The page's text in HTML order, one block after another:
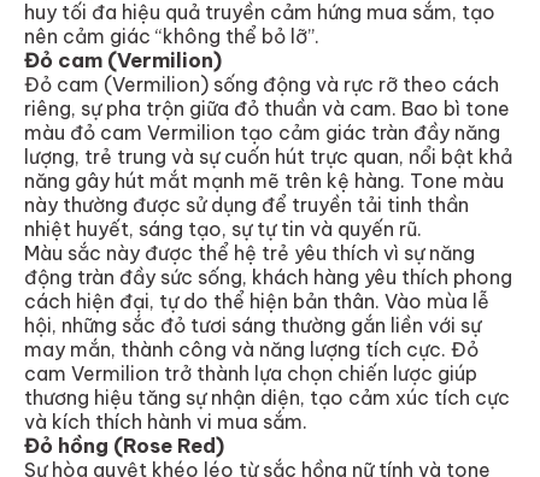
huy tối đa hiệu quả truyền cảm hứng mua sắm, tạo
nên cảm giác “không thể bỏ lỡ”.
Đỏ cam (Vermilion)
Đỏ cam (Vermilion) sống động và rực rỡ theo cách
riêng, sự pha trộn giữa đỏ thuần và cam. Bao bì tone
màu đỏ cam Vermilion tạo cảm giác tràn đầy năng
lượng, trẻ trung và sự cuốn hút trực quan, nổi bật khả
năng gây hút mắt mạnh mẽ trên kệ hàng. Tone màu
này thường được sử dụng để truyền tải tinh thần
nhiệt huyết, sáng tạo, sự tự tin và quyến rũ.
Màu sắc này được thể hệ trẻ yêu thích vì sự năng
động tràn đầy sức sống, khách hàng yêu thích phong
cách hiện đại, tự do thể hiện bản thân. Vào mùa lễ
hội, những sắc đỏ tươi sáng thường gắn liền với sự
may mắn, thành công và năng lượng tích cực. Đỏ
cam Vermilion trở thành lựa chọn chiến lược giúp
thương hiệu tăng sự nhận diện, tạo cảm xúc tích cực
và kích thích hành vi mua sắm.
Đỏ hồng (Rose Red)
Sự hòa quyệt khéo léo từ sắc hồng nữ tính và tone